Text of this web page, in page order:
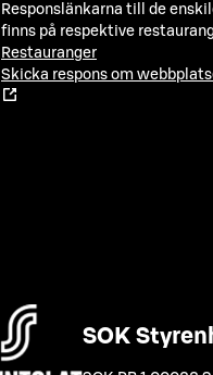
Responslänkarna till de
finns på respektive
Restauranger
Skicka respons om
SOK